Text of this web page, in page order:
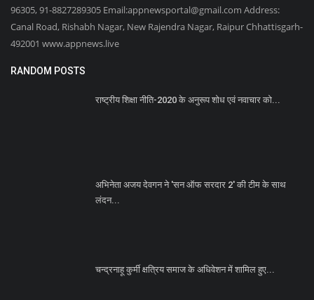
96305, 91-8827289305 Email:appnewsportal@gmail.com Address:
Canal Road, Rishabh Nagar, New Rajendra Nagar, Raipur Chhattisgarh-
492001 www.appnews.live
RANDOM POSTS
राष्ट्रीय शिक्षा नीति-2020 के अनुरूप शोध एवं नवाचार को...
अभिनेता अजय देवगन ने 'सन ऑफ सरदार 2' की टीम के साथ
लंदन...
चन्द्रनाहू कुर्मी क्षत्रिय समाज के अधिवेशन में शामिल हुए...